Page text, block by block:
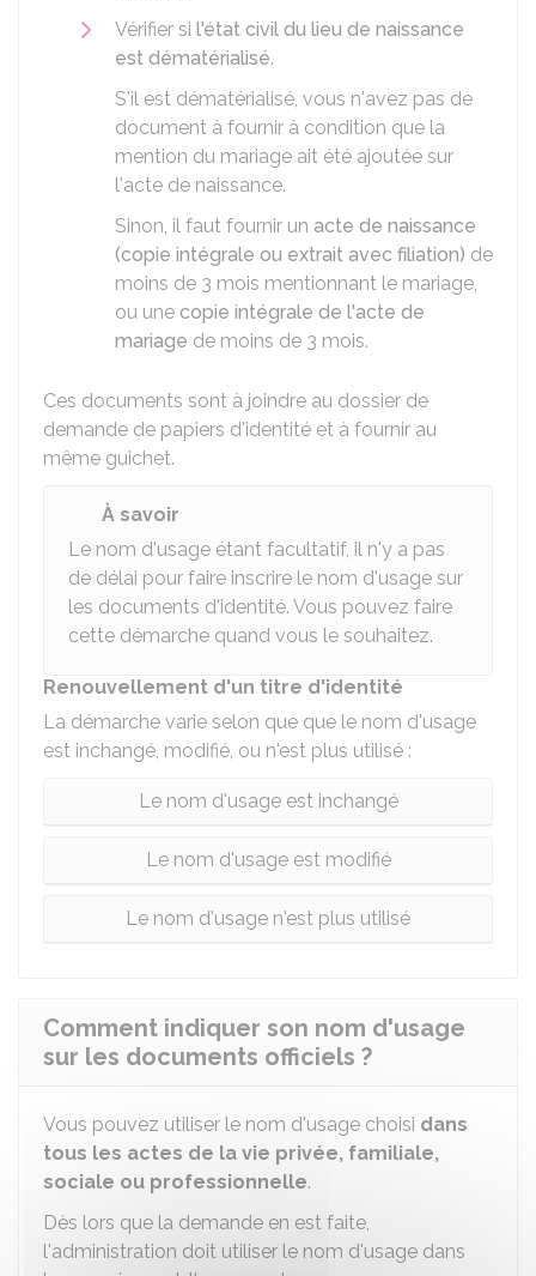
Vérifier si l'état civil du lieu de naissance
est dématérialisé.
S'il est dématérialisé, vous n'avez pas de
document à fournir à condition que la
mention du mariage ait été ajoutée sur
l'acte de naissance.
Sinon, il faut fournir un acte de naissance
(copie intégrale ou extrait avec filiation) de
moins de 3 mois mentionnant le mariage,
ou une copie intégrale de l'acte de
mariage de moins de 3 mois.
Ces documents sont à joindre au dossier de
demande de papiers d'identité et à fournir au
même guichet.
À savoir
Le nom d'usage étant facultatif, il n'y a pas
de délai pour faire inscrire le nom d'usage sur
les documents d'identité. Vous pouvez faire
cette démarche quand vous le souhaitez.
Renouvellement d'un titre d'identité
La démarche varie selon que que le nom d'usage
est inchangé, modifié, ou n'est plus utilisé :
Le nom d'usage est inchangé
Le nom d'usage est modifié
Le nom d'usage n'est plus utilisé
Comment indiquer son nom d'usage
sur les documents officiels ?
Vous pouvez utiliser le nom d'usage choisi dans
tous les actes de la vie privée, familiale,
sociale ou professionnelle.
Dès lors que la demande en est faite,
l'administration doit utiliser le nom d'usage dans